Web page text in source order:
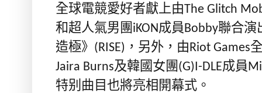
全球電競愛好者獻上由The Glitch
和超人氣男團 iKON成員Bobby聯合演
造極》 (RISE) ，另外，由Riot Games
Jaira Burns及韓國女團 (G)I-DLE成員
特别曲目也將亮相開幕式。